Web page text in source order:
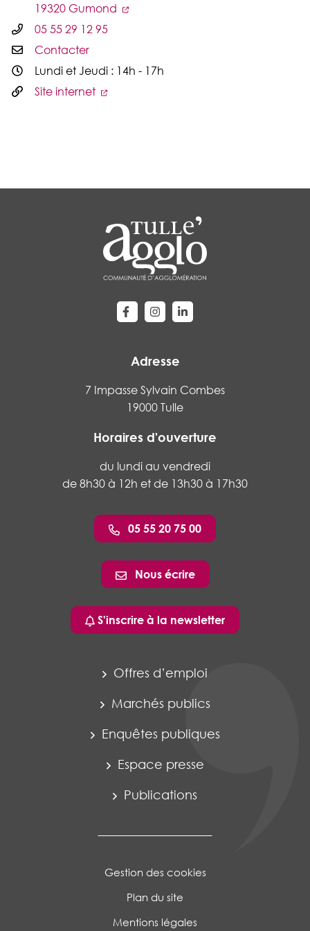
19320 Gumond
05 55 29 12 95
Contacter
Lundi et Jeudi : 14h - 17h
Site internet
Lien vers le compte Facebook
Lien vers le compte Instagram
Lien vers le compte
Adresse
7 Impasse Sylvain Combes
19000 Tulle
Horaires d'ouverture
du lundi au vendredi
de 8h30 à 12h et de 13h30 à 17h30
05 55 20 75 00
Nous écrire
S'inscrire à la newsletter
Offres d’emploi
Marchés publics
Enquêtes publiques
Espace presse
Publications
Gestion des cookies
Plan du site
Mentions légales